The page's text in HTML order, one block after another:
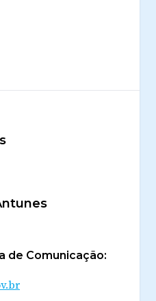
de Comunicação: